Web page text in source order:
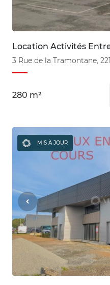
Location Activités
3 Rue de la Tramontane,
280 m²
MIS À JOUR